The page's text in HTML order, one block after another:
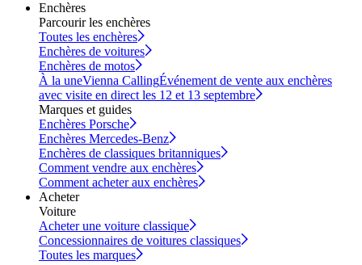
Enchères
Parcourir les enchères
Toutes les enchères
Enchères de voitures
Enchères de motos
À la uneVienna CallingÉvénement de vente aux enchères
avec visite en direct les 12 et 13 septembre
Marques et guides
Enchères Porsche
Enchères Mercedes-Benz
Enchères de classiques britanniques
Comment vendre aux enchères
Comment acheter aux enchères
Acheter
Voiture
Acheter une voiture classique
Concessionnaires de voitures classiques
Toutes les marques